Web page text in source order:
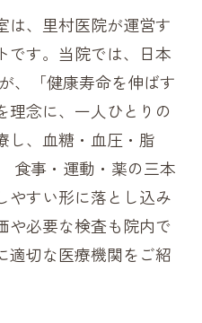
は、里村医院が運営す
です。当院では、日本
、「健康寿命を伸ばす
理念に、一人ひとりの
し、血糖・血圧・脂
食事・運動・薬の三本
やすい形に落とし込み
や必要な検査も院内で
適切な医療機関をご紹